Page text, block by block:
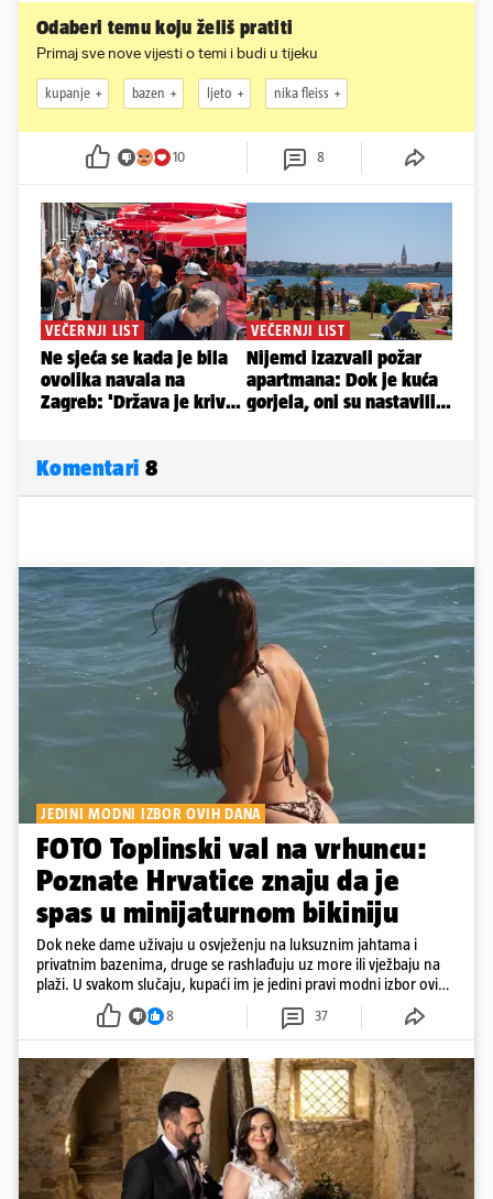
Odaberi temu koju želiš pratiti
Primaj sve nove vijesti o temi i budi u tijeku
kupanje bazen ljeto nika fleiss
10 8
Komentari 8
JEDINI MODNI IZBOR OVIH DANA
FOTO Toplinski val na vrhuncu:
Poznate Hrvatice znaju da je
spas u minijaturnom bikiniju
Dok neke dame uživaju u osvježenju na luksuznim jahtama i
privatnim bazenima, druge se rashlađuju uz more ili vježbaju na
plaži. U svakom slučaju, kupaći im je jedini pravi modni izbor ovih
8 37